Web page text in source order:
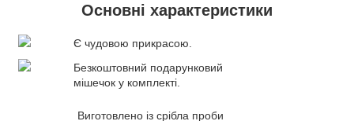
Основні характеристики
Є чудовою прикрасою.
Безкоштовний подарунковий
мішечок у комплекті.
Виготовлено із срібла проби